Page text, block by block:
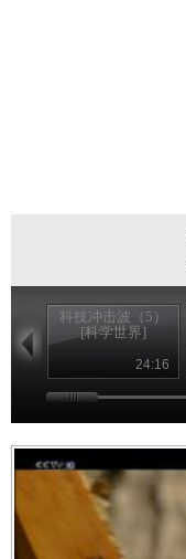
科技冲击波（5）
[科学世界]
24:16